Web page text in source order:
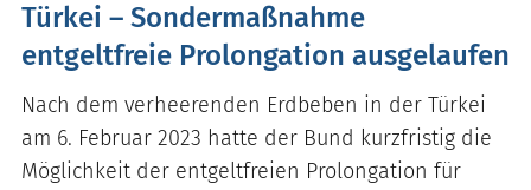
Türkei – Sondermaßnahme
entgeltfreie Prolongation ausgelaufen
Nach dem verheerenden Erdbeben in der Türkei
am 6. Februar 2023 hatte der Bund kurzfristig die
Möglichkeit der entgeltfreien Prolongation für